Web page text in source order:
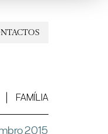
FAMÍLIA
2015